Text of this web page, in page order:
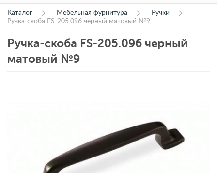
Каталог Мебельная фурнитура
Ручки
Ручка-скоба FS-205.096 черный матовый №9
Ручка-скоба FS-205.096 черный
матовый №9